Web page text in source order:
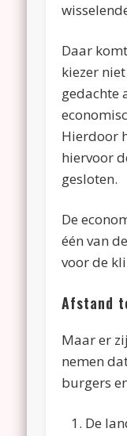
Daar
kiezer
gedachte
Hierdoor
hiervoor
gesloten.
De
één van
voor de
Afstand
Maar er
nemen
burgers
De